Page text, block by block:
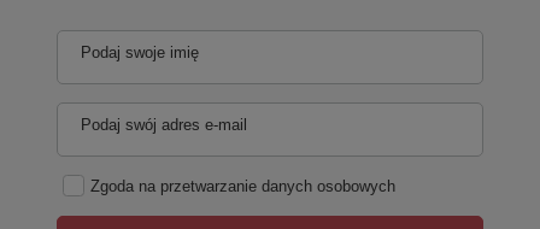
Podaj swoje imię
Podaj swój adres e-mail
Zgoda na przetwarzanie danych osobowych